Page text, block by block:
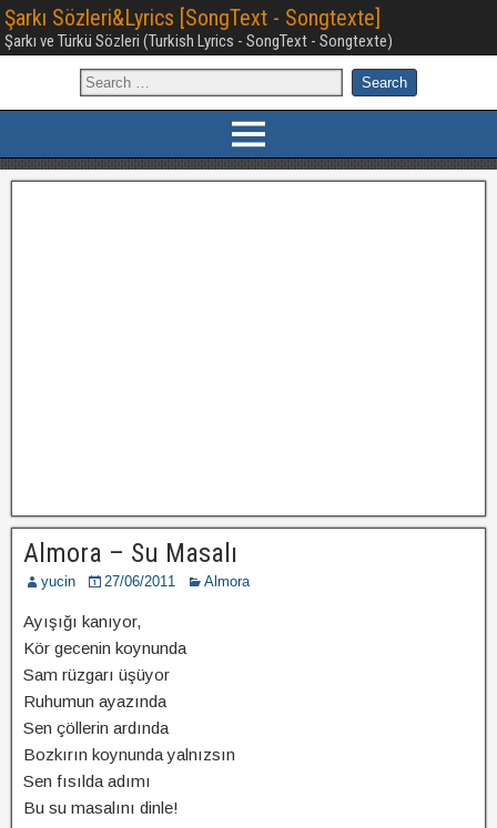
Şarkı Sözleri&Lyrics [SongText - Songtexte]
Şarkı ve Türkü Sözleri (Turkish Lyrics - SongText - Songtexte)
Almora – Su Masalı
yucin 27/06/2011 Almora
Ayışığı kanıyor,
Kör gecenin koynunda
Sam rüzgarı üşüyor
Ruhumun ayazında
Sen çöllerin ardında
Bozkırın koynunda yalnızsın
Sen fısılda adımı
Bu su masalını dinle!